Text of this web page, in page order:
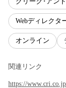
Webディレクタ
オンライン
関連リンク
https://